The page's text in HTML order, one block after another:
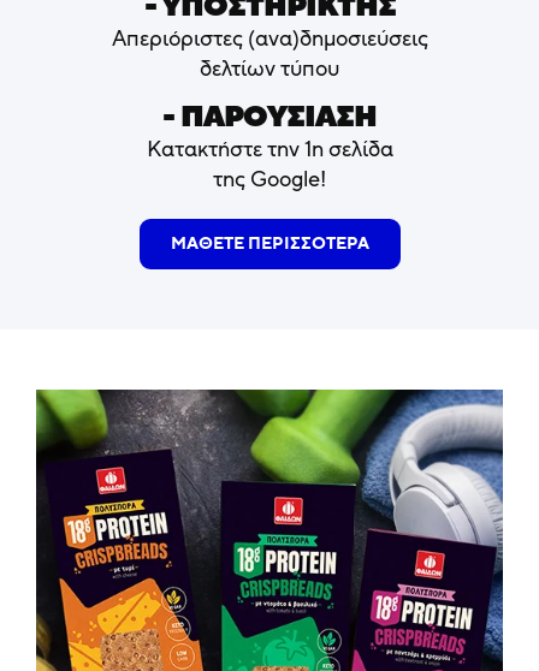
Απεριόριστες (ανα)δημοσιεύσεις
δελτίων τύπου
- ΠΑΡΟΥΣΙΑΣΗ
Κατακτήστε την 1η σελίδα
της Google!
ΜΑΘΕΤΕ ΠΕΡΙΣΣΟΤΕΡΑ